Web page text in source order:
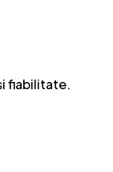
fiabilitate.